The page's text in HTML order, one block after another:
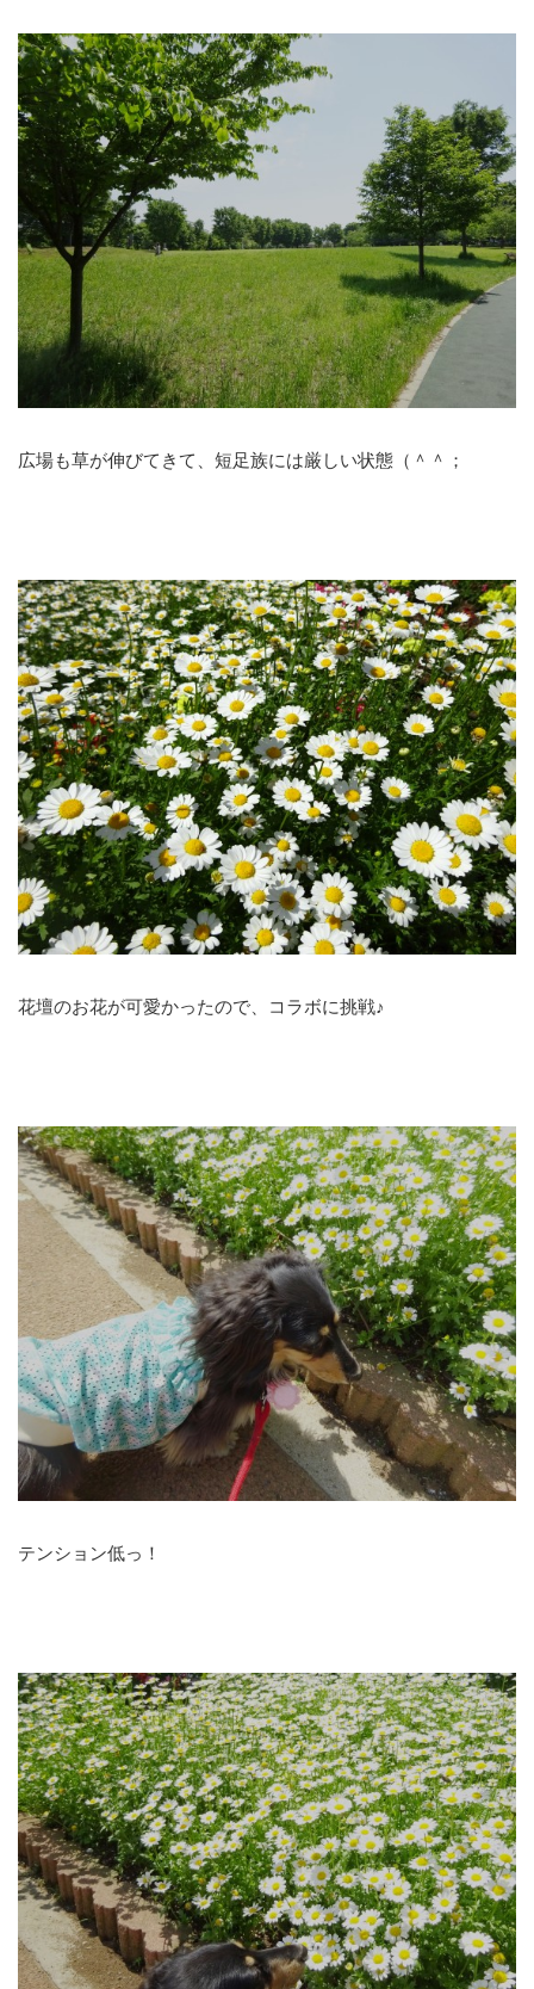
広場も草が伸びてきて、短足族には厳しい状態（＾＾；
花壇のお花が可愛かったので、コラボに挑戦♪
テンション低っ！